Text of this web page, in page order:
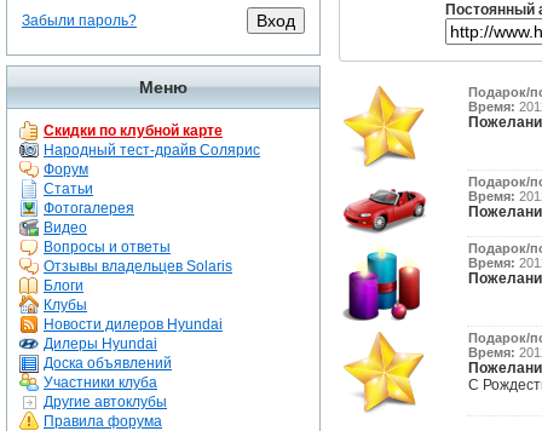
Забыли пароль?
Меню
Скидки по клубной карте
Народный тест-драйв Солярис
Форум
Статьи
Фотогалерея
Видео
Вопросы и ответы
Отзывы владельцев Solaris
Блоги
Клубы
Новости дилеров Hyundai
Дилеры Hyundai
Доска объявлений
Участники клуба
Другие автоклубы
Правила форума
Постоянный
Подарок/
Время:
Подарок/
Время:
Подарок/
Время:
Подарок/
Время:
С